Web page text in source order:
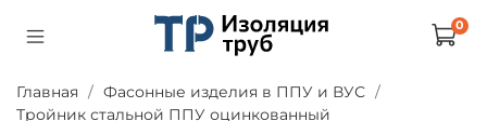
0
Главная
Фасонные изделия в ППУ и ВУС
Тройник стальной ППУ оцинкованный